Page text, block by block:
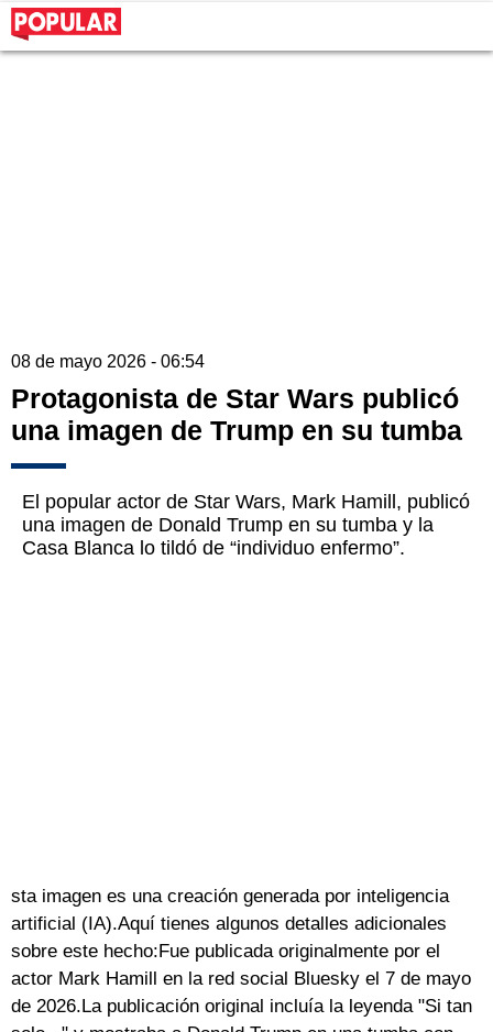
08 de mayo 2026 - 06:54
Protagonista de Star Wars publicó
una imagen de Trump en su tumba
El popular actor de Star Wars, Mark Hamill, publicó
una imagen de Donald Trump en su tumba y la
Casa Blanca lo tildó de “individuo enfermo”.
sta imagen es una creación generada por inteligencia
artificial (IA).Aquí tienes algunos detalles adicionales
sobre este hecho:Fue publicada originalmente por el
actor Mark Hamill en la red social Bluesky el 7 de mayo
de 2026.La publicación original incluía la leyenda "Si tan